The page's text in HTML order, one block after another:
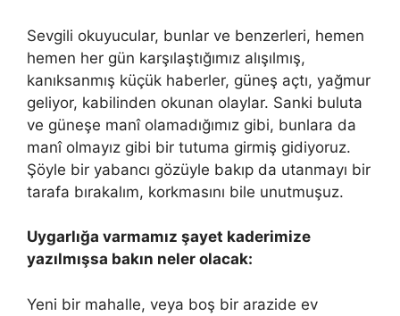
Sevgili okuyucular, bunlar ve benzerleri, hemen
hemen her gün karşılaştığımız alışılmış,
kanıksanmış küçük haberler, güneş açtı, yağmur
geliyor, kabilinden okunan olaylar. Sanki buluta
ve güneşe manî olamadığımız gibi, bunlara da
manî olmayız gibi bir tutuma girmiş gidiyoruz.
Şöyle bir yabancı gözüyle bakıp da utanmayı bir
tarafa bırakalım, korkmasını bile unutmuşuz.
Uygarlığa varmamız şayet kaderimize
yazılmışsa bakın neler olacak:
Yeni bir mahalle, veya boş bir arazide ev